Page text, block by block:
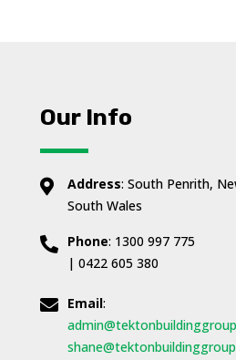
Our Info
Address: South Penrith,
South Wales
Phone: 1300 997 775
| 0422 605 380
Email: